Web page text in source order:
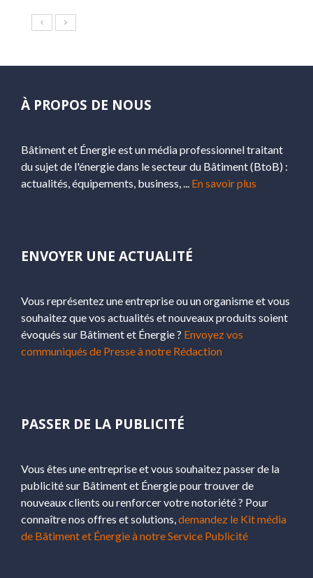
À PROPOS DE NOUS
Bâtiment et Énergie est un média professionnel traitant
du sujet de l'énergie dans le secteur du Bâtiment (BtoB) :
actualités, équipements, business, ... En savoir plus
ENVOYER UNE ACTUALITÉ
Vous représentez une entreprise ou un organisme et vous
souhaitez que vos actualités et nouveaux produits soient
évoqués sur Bâtiment et Énergie ? Envoyez vos
communiqués de Presse à notre Rédaction
PASSER DE LA PUBLICITÉ
Vous êtes une entreprise et vous souhaitez passer de la
publicité sur Bâtiment et Énergie pour trouver de
nouveaux clients ou renforcer votre notoriété ? Pour
connaître nos offres et solutions, demandez le Kit média
de Bâtiment et Énergie à notre Service Publicité